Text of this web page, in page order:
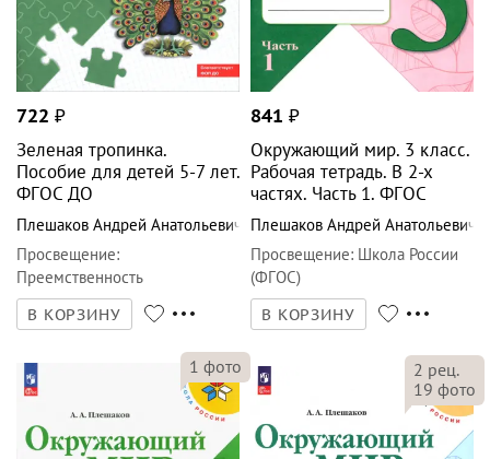
722 ₽
Зеленая тропинка.
Пособие для детей 5-7 лет.
ФГОС ДО
Плешаков Андрей Анатольевич
Просвещение:
Преемственность
В КОРЗИНУ
841 ₽
Окружающий мир. 3 класс.
Рабочая тетрадь. В 2-х
частях. Часть 1. ФГОС
Плешаков Андрей Анатольевич
Просвещение: Школа России
(ФГОС)
В КОРЗИНУ
1 фото 2 рец.
19 фото